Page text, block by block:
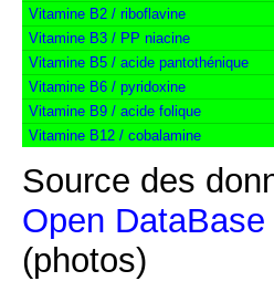
Vitamine B2 / riboflavine
Vitamine B3 / PP niacine
Vitamine B5 / acide pantothénique
Vitamine B6 / pyridoxine
Vitamine B9 / acide folique
Vitamine B12 / cobalamine
Source des
Open
(photos)